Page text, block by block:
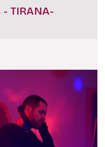
- TIRANA-